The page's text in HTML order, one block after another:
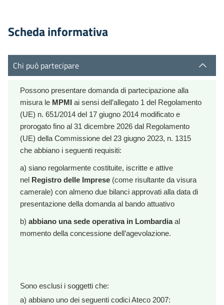
Scheda informativa
Chi può partecipare
Possono presentare domanda di partecipazione alla
misura le MPMI
ai sensi dell’allegato 1 del Regolamento
(UE) n. 651/2014 del 17 giugno 2014 modificato e
prorogato fino al 31 dicembre 2026 dal Regolamento
(UE) della Commissione del 23 giugno 2023, n. 1315
che abbiano i seguenti requisiti:
a) siano regolarmente costituite, iscritte e attive
nel
Registro delle Imprese (come risultante da visura
camerale) con almeno due bilanci approvati alla data di
presentazione della domanda al bando attuativo
b) abbiano una sede operativa in Lombardiaal
momento della concessione dell’agevolazione.
Sono esclusi i soggetti che:
a) abbiano uno dei seguenti codici Ateco 2007: